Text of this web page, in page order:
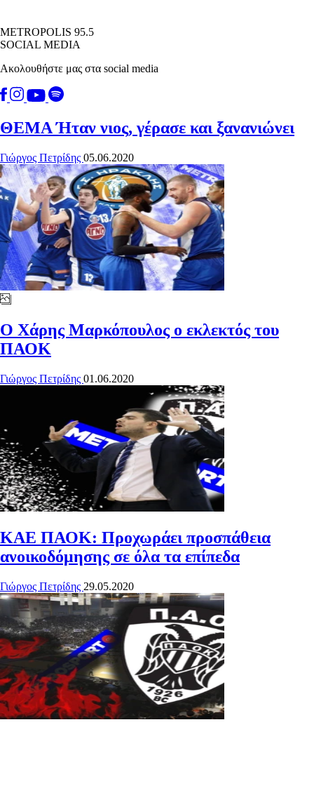
METROPOLIS 95.5
SOCIAL MEDIA
Ακολουθήστε μας στα social media
ΘΕΜΑΉταν νιος, γέρασε και ξανανιώνει
Γιώργος Πετρίδης 05.06.2020
Ο Χάρης Μαρκόπουλος ο εκλεκτός του
ΠΑΟΚ
Γιώργος Πετρίδης 01.06.2020
ΚΑΕ ΠΑΟΚ: Προχωράει προσπάθεια
ανοικοδόμησης σε όλα τα επίπεδα
Γιώργος Πετρίδης 29.05.2020